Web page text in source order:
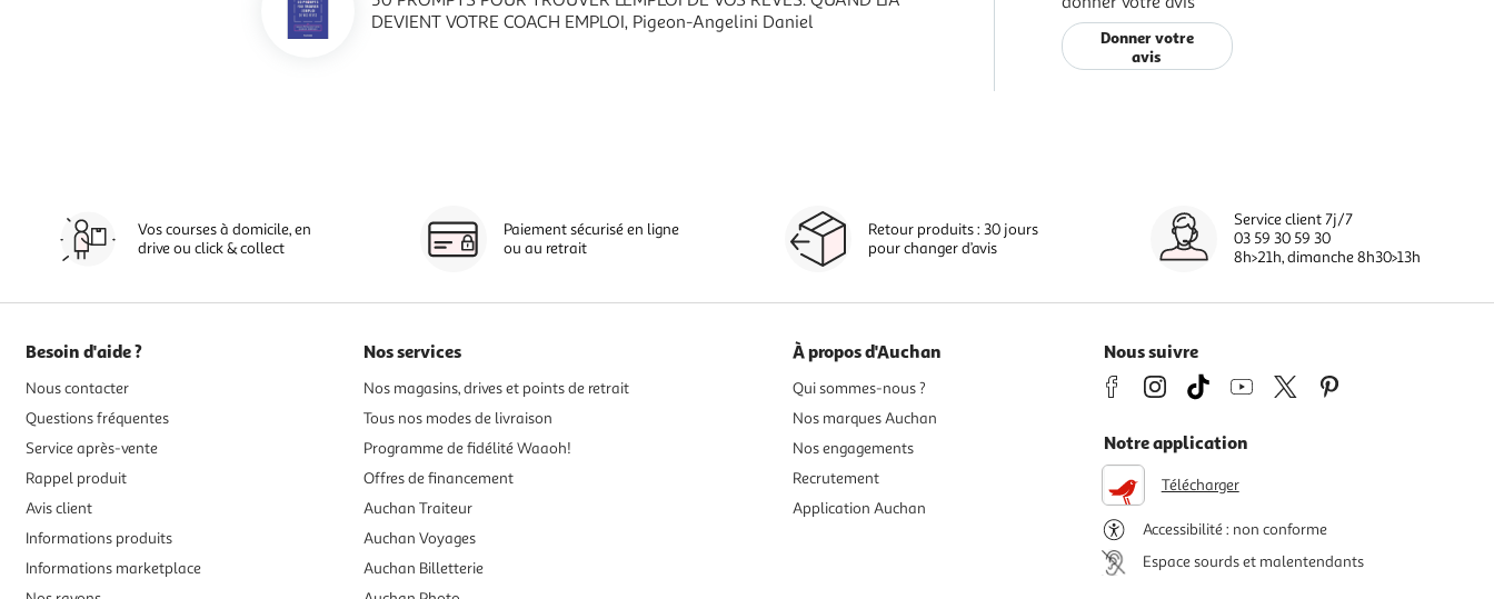
DEVIENT VOTRE COACH EMPLOI, Pigeon-Angelini Daniel
Donner votre
avis
Vos courses à domicile, en
drive ou click & collect
Paiement sécurisé en ligne
ou au retrait
Retour produits : 30 jours
pour changer d’avis
Service client 7j/7
03 59 30 59 30
8h>21h, dimanche 8h30>13h
Besoin d'aide ?
Nous contacter
Questions fréquentes
Service après-vente
Rappel produit
Avis client
Informations produits
Informations marketplace
Nos services
Nos magasins, drives et points de retrait
Tous nos modes de livraison
Programme de fidélité Waaoh!
Offres de financement
Auchan Traiteur
Auchan Voyages
Auchan Billetterie
À propos d'Auchan
Qui sommes-nous ?
Nos marques Auchan
Nos engagements
Recrutement
Application Auchan
Nous suivre
Notre application
Télécharger
Accessibilité : non conforme
Espace sourds et malentendants